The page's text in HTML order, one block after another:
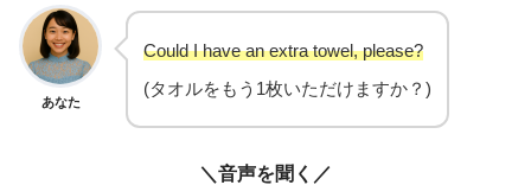
あなた
Could I have an extra towel, please?
(タオルをもう1枚いただけますか？)
＼音声を聞く／